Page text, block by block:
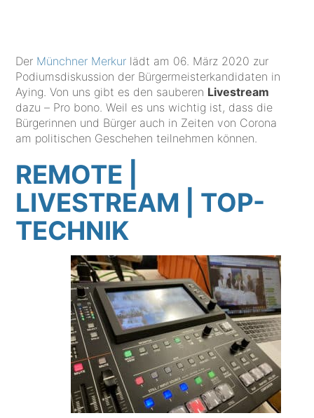
Der Münchner Merkur lädt am 06. März 2020 zur
Podiumsdiskussion der Bürgermeisterkandidaten in
Aying. Von uns gibt es den sauberen Livestream
dazu – Pro bono. Weil es uns wichtig ist, dass die
Bürgerinnen und Bürger auch in Zeiten von Corona
am politischen Geschehen teilnehmen können.
REMOTE |
LIVESTREAM | TOP-
TECHNIK